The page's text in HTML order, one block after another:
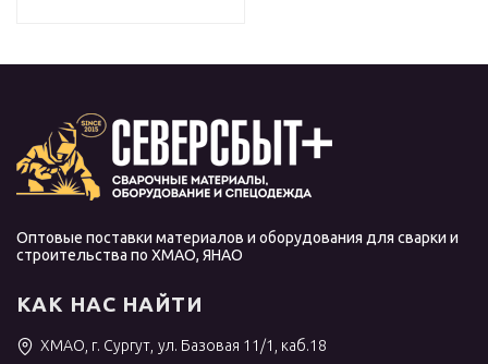
Оптовые поставки материалов и оборудования для сварки и
строительства по ХМАО, ЯНАО
КАК НАС НАЙТИ
ХМАО, г. Сургут, ул. Базовая 11/1, каб.18